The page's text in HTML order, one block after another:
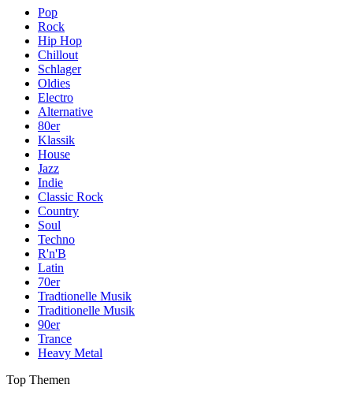
Pop
Rock
Hip Hop
Chillout
Schlager
Oldies
Electro
Alternative
80er
Klassik
House
Jazz
Indie
Classic Rock
Country
Soul
Techno
R'n'B
Latin
70er
Tradtionelle Musik
Traditionelle Musik
90er
Trance
Heavy Metal
Top Themen